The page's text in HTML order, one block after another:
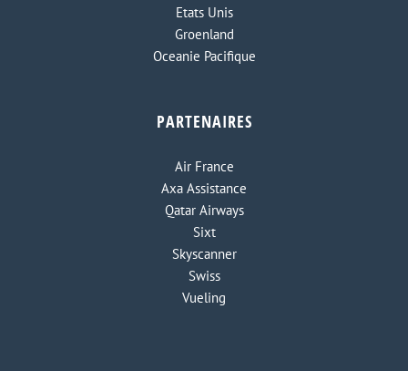
Etats Unis
Groenland
Oceanie Pacifique
PARTENAIRES
Air France
Axa Assistance
Qatar Airways
Sixt
Skyscanner
Swiss
Vueling